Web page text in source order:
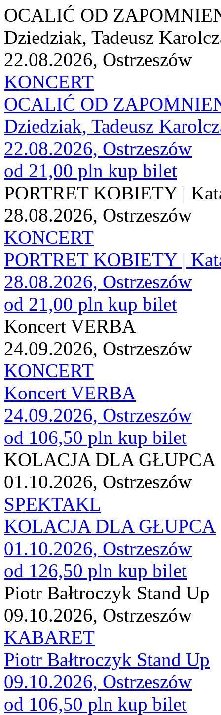
OCALIĆ OD
Dziedziak, Tadeusz
22.08.2026, Ostrzeszów
KONCERT
OCALIĆ OD
Dziedziak, Tadeusz
22.08.2026, Ostrzeszów
od 21,00 pln kup bilet
PORTRET KOBIETY |
28.08.2026, Ostrzeszów
KONCERT
PORTRET KOBIETY |
28.08.2026, Ostrzeszów
od 21,00 pln kup bilet
Koncert VERBA
24.09.2026, Ostrzeszów
KONCERT
Koncert VERBA
24.09.2026, Ostrzeszów
od 106,50 pln kup bilet
KOLACJA DLA GŁUPCA
01.10.2026, Ostrzeszów
SPEKTAKL
KOLACJA DLA GŁUPCA
01.10.2026, Ostrzeszów
od 126,50 pln kup bilet
Piotr Bałtroczyk Stand Up
09.10.2026, Ostrzeszów
KABARET
Piotr Bałtroczyk Stand Up
09.10.2026, Ostrzeszów
od 106,50 pln kup bilet